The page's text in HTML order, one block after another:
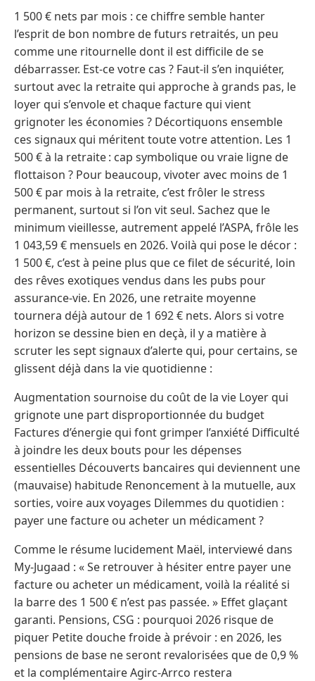
1 500 € nets par mois : ce chiffre semble hanter
l’esprit de bon nombre de futurs retraités, un peu
comme une ritournelle dont il est difficile de se
débarrasser. Est-ce votre cas ? Faut-il s’en inquiéter,
surtout avec la retraite qui approche à grands pas, le
loyer qui s’envole et chaque facture qui vient
grignoter les économies ? Décortiquons ensemble
ces signaux qui méritent toute votre attention. Les 1
500 € à la retraite : cap symbolique ou vraie ligne de
flottaison ? Pour beaucoup, vivoter avec moins de 1
500 € par mois à la retraite, c’est frôler le stress
permanent, surtout si l’on vit seul. Sachez que le
minimum vieillesse, autrement appelé l’ASPA, frôle les
1 043,59 € mensuels en 2026. Voilà qui pose le décor :
1 500 €, c’est à peine plus que ce filet de sécurité, loin
des rêves exotiques vendus dans les pubs pour
assurance-vie. En 2026, une retraite moyenne
tournera déjà autour de 1 692 € nets. Alors si votre
horizon se dessine bien en deçà, il y a matière à
scruter les sept signaux d’alerte qui, pour certains, se
glissent déjà dans la vie quotidienne :
Augmentation sournoise du coût de la vie Loyer qui
grignote une part disproportionnée du budget
Factures d’énergie qui font grimper l’anxiété Difficulté
à joindre les deux bouts pour les dépenses
essentielles Découverts bancaires qui deviennent une
(mauvaise) habitude Renoncement à la mutuelle, aux
sorties, voire aux voyages Dilemmes du quotidien :
payer une facture ou acheter un médicament ?
Comme le résume lucidement Maël, interviewé dans
My-Jugaad : « Se retrouver à hésiter entre payer une
facture ou acheter un médicament, voilà la réalité si
la barre des 1 500 € n’est pas passée. » Effet glaçant
garanti. Pensions, CSG : pourquoi 2026 risque de
piquer Petite douche froide à prévoir : en 2026, les
pensions de base ne seront revalorisées que de 0,9 %
et la complémentaire Agirc-Arrco restera